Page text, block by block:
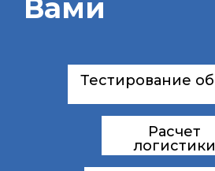
Вами
Тестирование
Расчет
логистики